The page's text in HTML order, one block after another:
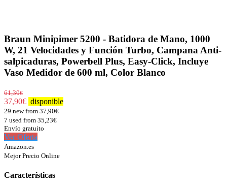
Braun Minipimer 5200 - Batidora de Mano, 1000
W, 21 Velocidades y Función Turbo, Campana Anti-
salpicaduras, Powerbell Plus, Easy-Click, Incluye
Vaso Medidor de 600 ml, Color Blanco
61,30€
37,90€ disponible
29 new from 37,90€
7 used from 35,23€
Envío gratuito
Ver Oferta
Amazon.es
Mejor Precio Online
Características